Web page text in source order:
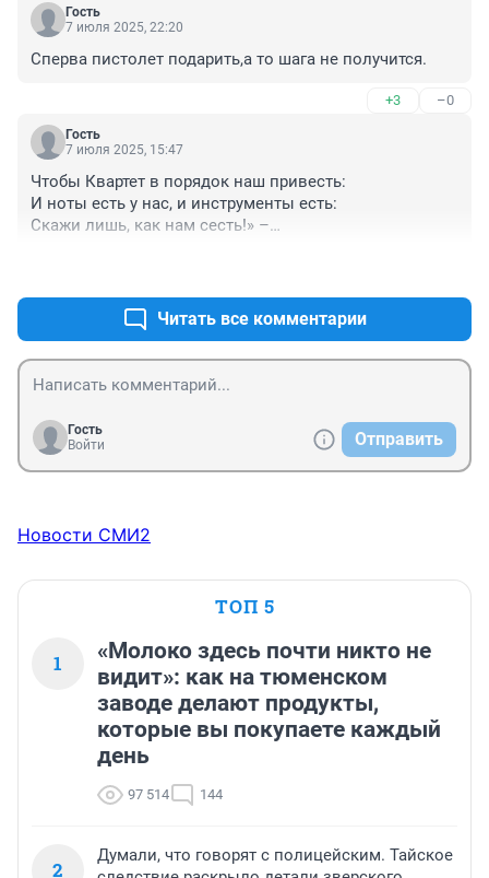
Гость
7 июля 2025, 22:20
Сперва пистолет подарить,а то шага не получится.
+3 –0
Гость
7 июля 2025, 15:47
Чтобы Квартет в порядок наш привесть:
И ноты есть у нас, и инструменты есть:
Скажи лишь, как нам сесть!» –
«А вы, друзья, как ни садитесь,
Всё в музыканты не годитесь».
Читать все комментарии
Гость
Войти
Отправить
Новости СМИ2
ТОП 5
1
«Молоко здесь почти никто не
видит»: как на тюменском
заводе делают продукты,
которые вы покупаете каждый
день
97 514 144
2
Думали, что говорят с полицейским. Тайское